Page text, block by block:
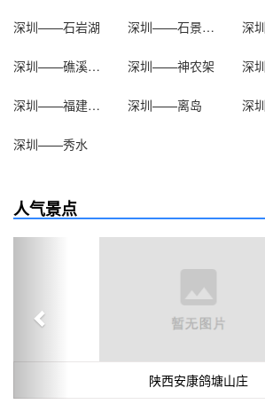
深圳——石岩湖 深圳——石景山公园 深
深圳——礁溪温泉 深圳——神农架 深
深圳——福建武夷山 深圳——离岛 深
深圳——秀水
人气景点
陕西安康鸽塘山庄